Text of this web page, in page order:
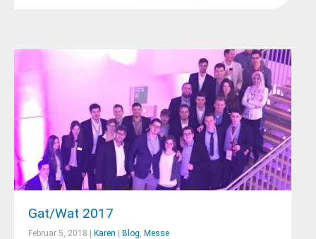
Gat/Wat 2017
Februar 5, 2018 | Karen Blog, Messe